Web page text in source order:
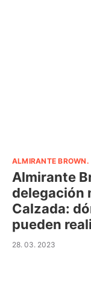
ALMIRANTE BROWN .
Almirante
delegación
Calzada:
pueden
28. 03. 2023